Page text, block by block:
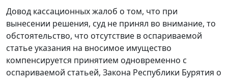
Довод кассационных жалоб о том, что при
вынесении решения, суд не принял во внимание, то
обстоятельство, что отсутствие в оспариваемой
статье указания на вносимое имущество
компенсируется принятием одновременно с
оспариваемой статьей, Закона Республики Бурятия о